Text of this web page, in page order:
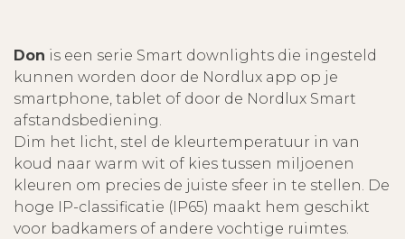
Don is een serie Smart downlights die ingesteld
kunnen worden door de Nordlux app op je
smartphone, tablet of door de Nordlux Smart
afstandsbediening.
Dim het licht, stel de kleurtemperatuur in van
koud naar warm wit of kies tussen miljoenen
kleuren om precies de juiste sfeer in te stellen. De
hoge IP-classificatie (IP65) maakt hem geschikt
voor badkamers of andere vochtige ruimtes.